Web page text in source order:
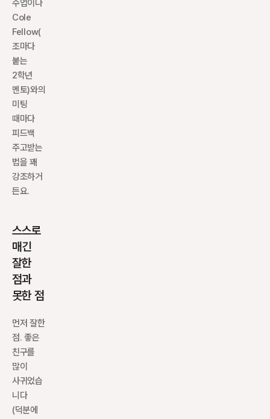
수업이나
Cole
Fellow(
조마다
붙는
2학년
멘토)와의
미팅
때마다
피드백
주고받는
법을 꽤
강조하거
든요.
스스로
매긴
잘한
점과
못한 점
먼저 잘한
점. 좋은
친구를
많이
사귀었습
니다
(덕분에